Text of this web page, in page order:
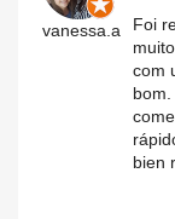
vanessa.a
Foi
com
bien